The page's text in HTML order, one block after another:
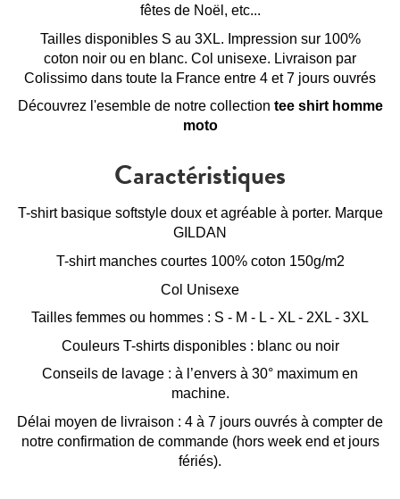
fêtes de Noël, etc...
Tailles disponibles S au 3XL. Impression sur 100%
coton noir ou en blanc. Col unisexe. Livraison par
Colissimo dans toute la France entre 4 et 7 jours ouvrés
Découvrez l'esemble de notre collection tee shirt homme
moto
Caractéristiques
T-shirt basique softstyle doux et agréable à porter. Marque
GILDAN
T-shirt manches courtes 100% coton 150g/m2
Col Unisexe
Tailles femmes ou hommes : S - M - L - XL - 2XL - 3XL
Couleurs T-shirts disponibles : blanc ou noir
Conseils de lavage : à l’envers à 30° maximum en
machine.
Délai moyen de livraison : 4 à 7 jours ouvrés à compter de
notre confirmation de commande (hors week end et jours
fériés).